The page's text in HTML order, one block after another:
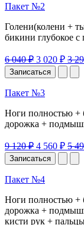
Пакет №2
Голени(колени +
бикини глубокое
6 040 ₽ 3 020 ₽ 3
Записаться
Пакет №3
Ноги полностью +
дорожка +
9 120 ₽ 4 560 ₽ 5
Записаться
Пакет №4
Ноги полностью +
дорожка +
кисти рук +